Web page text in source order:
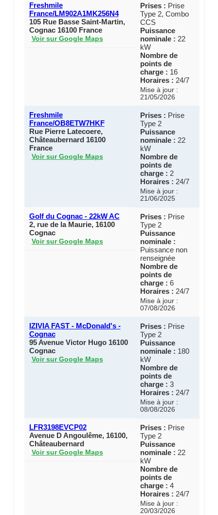
Freshmile
France/LM902A1MK256N4
105 Rue Basse Saint-Martin,
Cognac 16100 France
Voir sur Google Maps
Prises : Prise
Type 2, Combo
CCS
Puissance
nominale : 22
kW
Nombre de
points de
charge : 16
Horaires : 24/7
Mise à jour :
21/05/2026
Freshmile
France/OB8ETW7HKF
Rue Pierre Latecoere,
Châteaubernard 16100
France
Voir sur Google Maps
Prises : Prise
Type 2
Puissance
nominale : 22
kW
Nombre de
points de
charge : 2
Horaires : 24/7
Mise à jour :
21/06/2025
Golf du Cognac - 22kW AC
2, rue de la Maurie, 16100
Cognac
Voir sur Google Maps
Prises : Prise
Type 2
Puissance
nominale :
Puissance non
renseignée
Nombre de
points de
charge : 6
Horaires : 24/7
Mise à jour :
07/08/2026
IZIVIA FAST - McDonald's -
Cognac
95 Avenue Victor Hugo 16100
Cognac
Voir sur Google Maps
Prises : Prise
Type 2
Puissance
nominale : 180
kW
Nombre de
points de
charge : 3
Horaires : 24/7
Mise à jour :
08/08/2026
LFR3198EVCP02
Avenue D Angoulême, 16100,
Châteaubernard
Voir sur Google Maps
Prises : Prise
Type 2
Puissance
nominale : 22
kW
Nombre de
points de
charge : 4
Horaires : 24/7
Mise à jour :
20/03/2026